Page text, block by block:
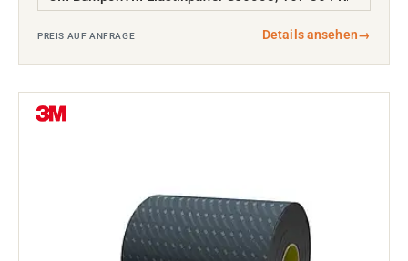
PREIS AUF ANFRAGE Details ansehen→